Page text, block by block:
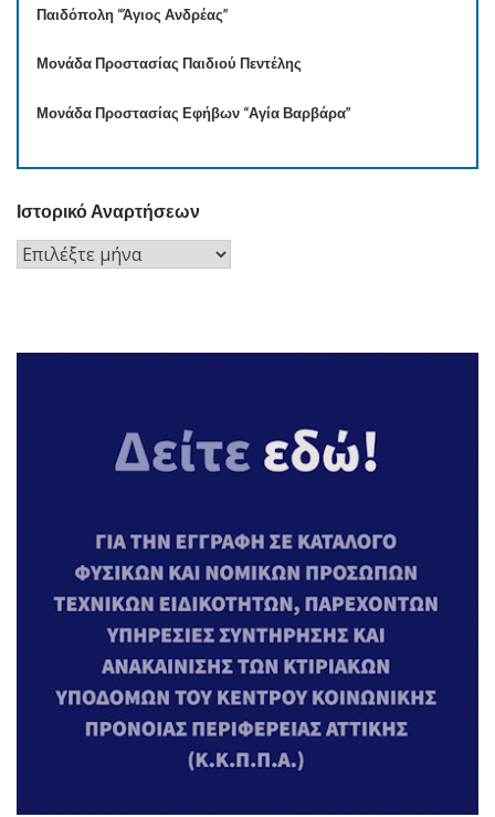
Παιδόπολη “Άγιος Ανδρέας”
Μονάδα Προστασίας Παιδιού Πεντέλης
Μονάδα Προστασίας Εφήβων “Αγία Βαρβάρα”
Ιστορικό Αναρτήσεων
Ιστορικό